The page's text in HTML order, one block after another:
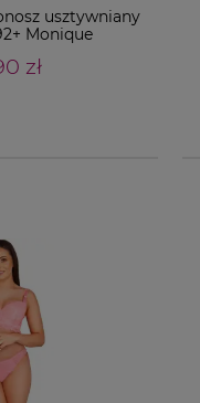
usztywniany
Monique
zł